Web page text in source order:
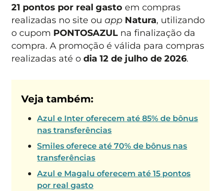
21 pontos por real gasto em compras
realizadas no site ouapp Natura, utilizando
o cupom PONTOSAZUL na finalização da
compra. A promoção é válida para compras
realizadas até odia 12 de julho de 2026.
Veja também:
Azul e Inter oferecem até 85% de bônus
nas transferências
Smiles oferece até 70% de bônus nas
transferências
Azul e Magalu oferecem até 15 pontos
por real gasto